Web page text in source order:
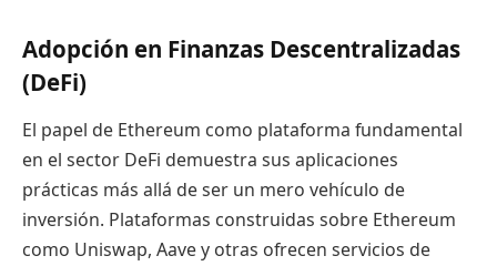
Adopción en Finanzas Descentralizadas
(DeFi)
El papel de Ethereum como plataforma fundamental
en el sector DeFi demuestra sus aplicaciones
prácticas más allá de ser un mero vehículo de
inversión. Plataformas construidas sobre Ethereum
como Uniswap, Aave y otras ofrecen servicios de